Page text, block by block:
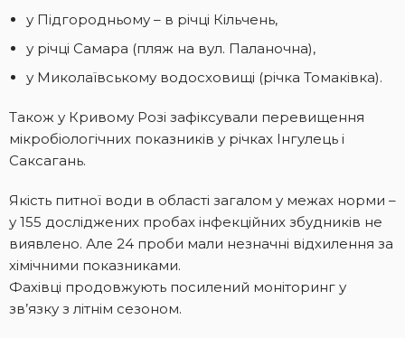
у Підгородньому – в річці Кільчень,
у річці Самара (пляж на вул. Паланочна),
у Миколаївському водосховищі (річка Томаківка).
Також у Кривому Розі зафіксували перевищення
мікробіологічних показників у річках Інгулець і
Саксагань.
Якість питної води в області загалом у межах норми –
у 155 досліджених пробах інфекційних збудників не
виявлено. Але 24 проби мали незначні відхилення за
хімічними показниками.
Фахівці продовжують посилений моніторинг у
зв’язку з літнім сезоном.